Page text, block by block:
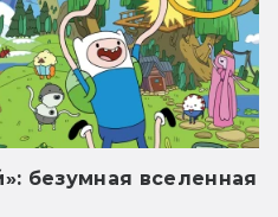
безумная вселенная